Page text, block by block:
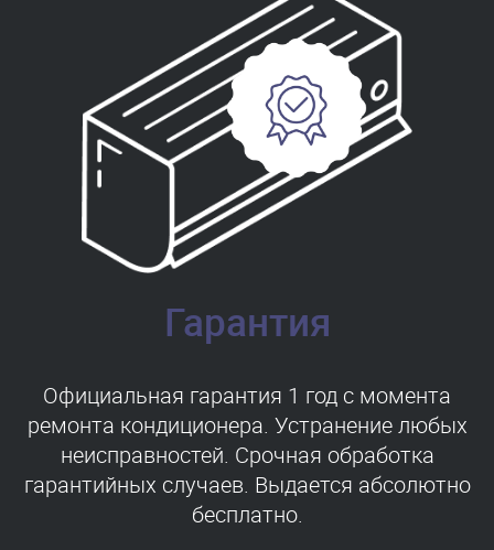
Гарантия
Официальная гарантия 1 год с момента
ремонта кондиционера. Устранение любых
неисправностей. Срочная обработка
гарантийных случаев. Выдается абсолютно
бесплатно.